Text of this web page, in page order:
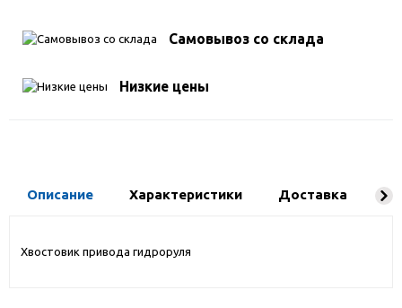
Самовывоз со склада
Низкие цены
Описание Характеристики Доставка
Хвостовик привода гидроруля